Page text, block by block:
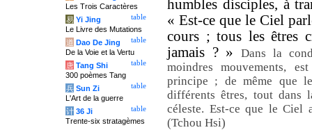
humbles disciples, à
« Est-ce que le Ciel
cours ; tous les êtres
jamais ? »Dans la
moindres mouvements,
principe ; de même que
différents êtres, tout dans
céleste. Est-ce que le Ciel
(Tchou Hsi)
Les Trois Caractères
table
易 Yi Jing
Le Livre des Mutations
table
道 Dao De Jing
De la Voie et la Vertu
table
唐 Tang Shi
300 poèmes Tang
table
兵 Sun Zi
L'Art de la guerre
table
计 36 Ji
Trente-six stratagèmes